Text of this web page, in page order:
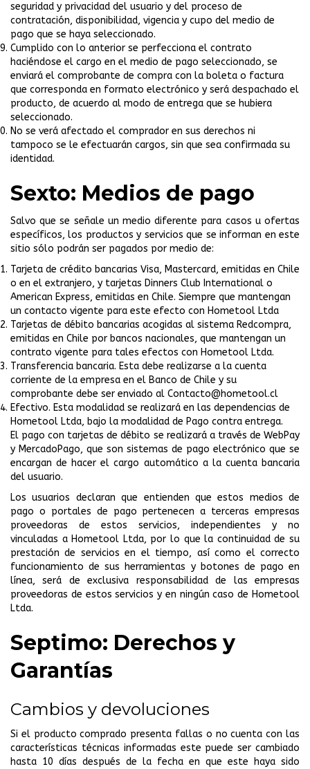
seguridad y privacidad del usuario y del proceso de
contratación, disponibilidad, vigencia y cupo del medio de
pago que se haya seleccionado.
Cumplido con lo anterior se perfecciona el contrato
haciéndose el cargo en el medio de pago seleccionado, se
enviará el comprobante de compra con la boleta o factura
que corresponda en formato electrónico y será despachado el
producto, de acuerdo al modo de entrega que se hubiera
seleccionado.
No se verá afectado el comprador en sus derechos ni
tampoco se le efectuarán cargos, sin que sea confirmada su
identidad.
Sexto: Medios de pago
Salvo que se señale un medio diferente para casos u ofertas
específicos, los productos y servicios que se informan en este
sitio sólo podrán ser pagados por medio de:
Tarjeta de crédito bancarias Visa, Mastercard, emitidas en Chile
o en el extranjero, y tarjetas Dinners Club International o
American Express, emitidas en Chile. Siempre que mantengan
un contacto vigente para este efecto con Hometool Ltda
Tarjetas de débito bancarias acogidas al sistema Redcompra,
emitidas en Chile por bancos nacionales, que mantengan un
contrato vigente para tales efectos con Hometool Ltda.
Transferencia bancaria. Esta debe realizarse a la cuenta
corriente de la empresa en el Banco de Chile y su
comprobante debe ser enviado al Contacto@hometool.cl
Efectivo. Esta modalidad se realizará en las dependencias de
Hometool Ltda, bajo la modalidad de Pago contra entrega.
El pago con tarjetas de débito se realizará a través de WebPay
y MercadoPago, que son sistemas de pago electrónico que se
encargan de hacer el cargo automático a la cuenta bancaria
del usuario.
Los usuarios declaran que entienden que estos medios de
pago o portales de pago pertenecen a terceras empresas
proveedoras de estos servicios, independientes y no
vinculadas a Hometool Ltda, por lo que la continuidad de su
prestación de servicios en el tiempo, así como el correcto
funcionamiento de sus herramientas y botones de pago en
línea, será de exclusiva responsabilidad de las empresas
proveedoras de estos servicios y en ningún caso de Hometool
Ltda.
Septimo: Derechos y
Garantías
Cambios y devoluciones
Si el producto comprado presenta fallas o no cuenta con las
características técnicas informadas este puede ser cambiado
hasta 10 días después de la fecha en que este haya sido